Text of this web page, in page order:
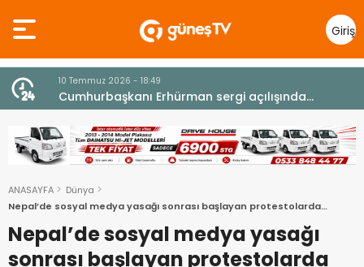
Giriş
Yap
10 Temmuz 2026 - 18:49
Cumhurbaşkanı Erhürman sergi açılışında
fenalaşarak hastaneye kaldırıldı
ANASAYFA
Dünya
Nepal’de sosyal medya yasağı sonrası başlayan protestolarda
ölenlerin sayısı 51’e yükseldi
Nepal’de sosyal medya yasağı
sonrası başlayan protestolarda